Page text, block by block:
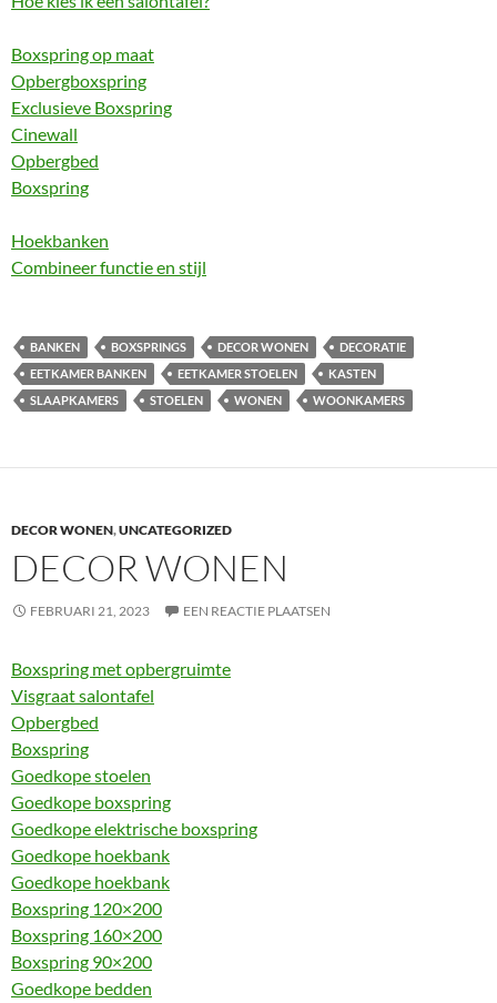
Boxspring op maat
Opbergboxspring
Exclusieve Boxspring
Cinewall
Opbergbed
Boxspring
Hoekbanken
Combineer functie en stijl
BANKEN BOXSPRINGS DECOR WONEN
DECORATIE
EETKAMER BANKEN
EETKAMER STOELEN
KASTEN
SLAAPKAMERS
STOELEN WONEN WOONKAMERS
DECOR WONEN,UNCATEGORIZED
DECOR WONEN
FEBRUARI 21, 2023 EEN REACTIE PLAATSEN
Boxspring met opbergruimte
Visgraat salontafel
Opbergbed
Boxspring
Goedkope stoelen
Goedkope boxspring
Goedkope elektrische boxspring
Goedkope hoekbank
Goedkope hoekbank
Boxspring 120×200
Boxspring 160×200
Boxspring 90×200
Goedkope bedden